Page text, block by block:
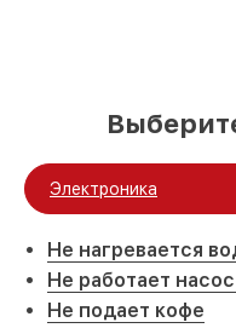
Электроника
Не нагревается
Не работает
Не подает кофе